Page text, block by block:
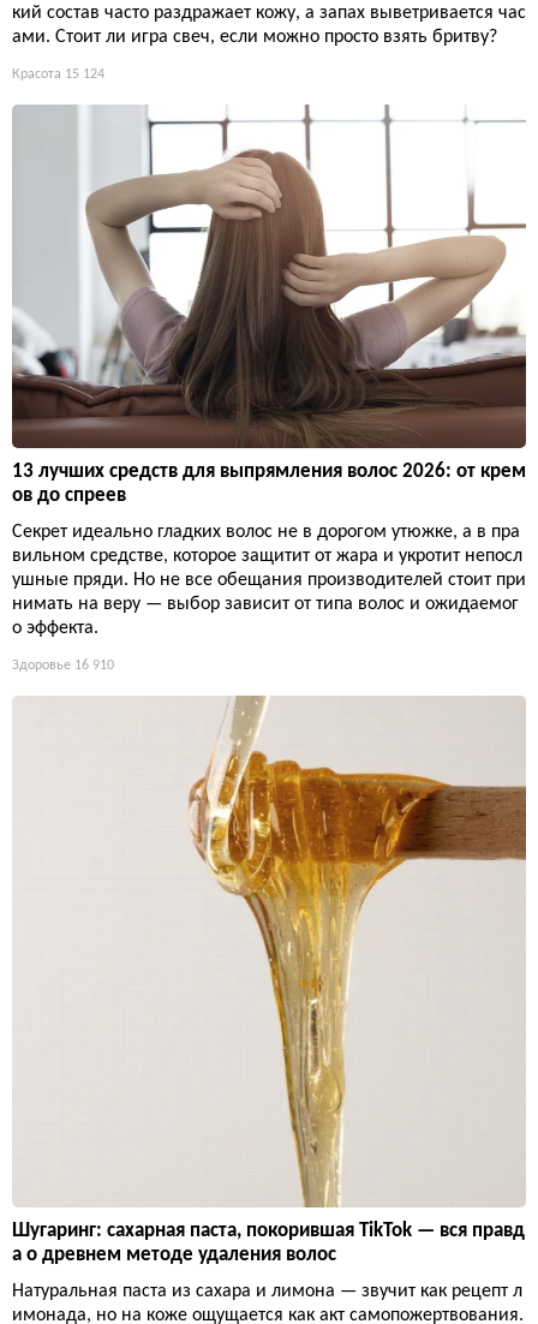
кий состав часто раздражает кожу, а запах выветривается час
ами. Стоит ли игра свеч, если можно просто взять бритву?
Красота 15 124
13 лучших средств для выпрямления волос 2026: от крем
ов до спреев
Секрет идеально гладких волос не в дорогом утюжке, а в пра
вильном средстве, которое защитит от жара и укротит непосл
ушные пряди. Но не все обещания производителей стоит при
нимать на веру — выбор зависит от типа волос и ожидаемог
о эффекта.
Здоровье 16 910
Шугаринг: сахарная паста, покорившая TikTok — вся правд
а о древнем методе удаления волос
Натуральная паста из сахара и лимона — звучит как рецепт л
имонада, но на коже ощущается как акт самопожертвования.